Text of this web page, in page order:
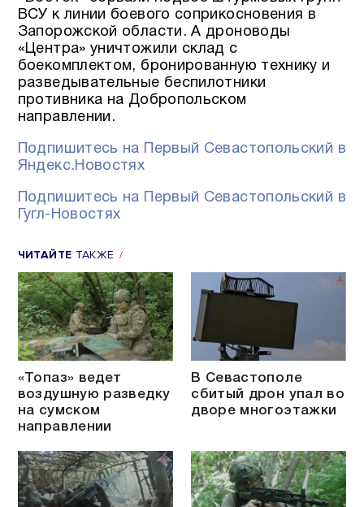
ВСУ к линии боевого соприкосновения в
Запорожской области. А дроноводы
«Центра» уничтожили склад с
боекомплектом, бронированную технику и
разведывательные беспилотники
противника на Добропольском
направлении.
Подпишитесь на Первый Севастопольский в
Яндекс.Новостях
Подпишитесь на Первый Севастопольский в
Гугл-Новостях
ЧИТАЙТЕ ТАКЖЕ
«Топаз» ведет
воздушную разведку
на сумском
направлении
В Севастополе
сбитый дрон упал во
дворе многоэтажки